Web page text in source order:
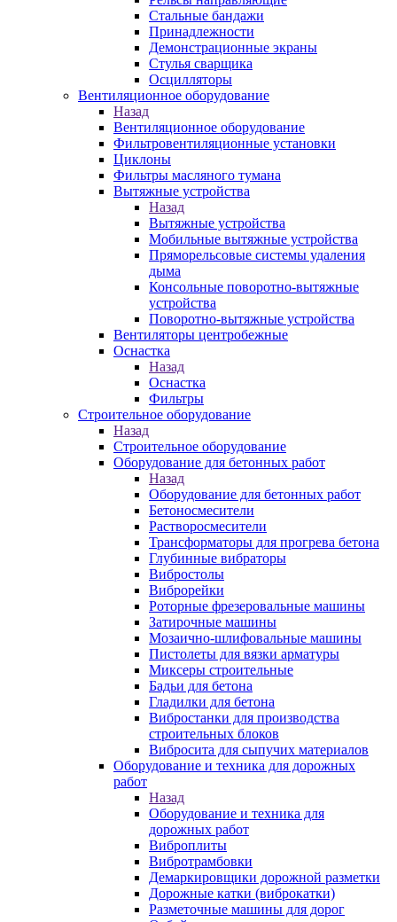
Стальные бандажи
Принадлежности
Демонстрационные экраны
Стулья сварщика
Осцилляторы
Вентиляционное оборудование
Назад
Вентиляционное оборудование
Фильтровентиляционные установки
Циклоны
Фильтры масляного тумана
Вытяжные устройства
Назад
Вытяжные устройства
Мобильные вытяжные устройства
Пряморельсовые системы удаления
дыма
Консольные поворотно-вытяжные
устройства
Поворотно-вытяжные устройства
Вентиляторы центробежные
Оснастка
Назад
Оснастка
Фильтры
Строительное оборудование
Назад
Строительное оборудование
Оборудование для бетонных работ
Назад
Оборудование для бетонных работ
Бетоносмесители
Растворосмесители
Трансформаторы для прогрева бетона
Глубинные вибраторы
Вибростолы
Виброрейки
Роторные фрезеровальные машины
Затирочные машины
Мозаично-шлифовальные машины
Пистолеты для вязки арматуры
Миксеры строительные
Бадьи для бетона
Гладилки для бетона
Вибростанки для производства
строительных блоков
Вибросита для сыпучих материалов
Оборудование и техника для дорожных
работ
Назад
Оборудование и техника для
дорожных работ
Виброплиты
Вибротрамбовки
Демаркировщики дорожной разметки
Дорожные катки (виброкатки)
Разметочные машины для дорог